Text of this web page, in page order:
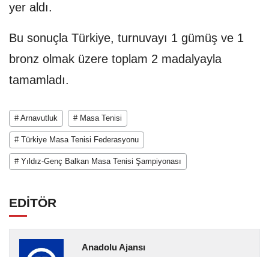
yer aldı.
Bu sonuçla Türkiye, turnuvayı 1 gümüş ve 1
bronz olmak üzere toplam 2 madalyayla
tamamladı.
# Arnavutluk # Masa Tenisi
# Türkiye Masa Tenisi Federasyonu
# Yıldız-Genç Balkan Masa Tenisi Şampiyonası
EDİTÖR
Anadolu Ajansı